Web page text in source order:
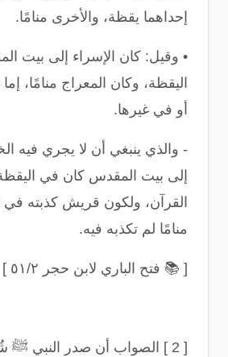
إحداهما يقظة، والأخرى منامًا.
• وقيل: كان الإسراء إلى بيت
اليقظة، وكان المعراج منامًا،
أو في غيرها.
- والذي ينبغي أن لا يجري فيه
إلى بيت المقدس كان في
القرآن، ولكون قريش كذبته في
منامًا لم تكذبه فيه.
[
📚 فتح الباري لابن حجر ٥١/٢ ]
[ 2 ]
الصواب أن صدر النبي ﷺ